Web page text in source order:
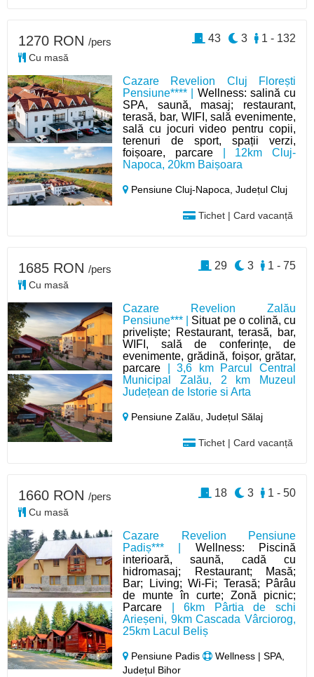
Cazare Revelion Cluj Florești
Pensiune**** | Wellness: salină cu
SPA, saună, masaj; restaurant,
terasă, bar, WIFI, sală evenimente,
sală cu jocuri video pentru copii,
terenuri de sport, spații verzi,
foișoare, parcare| 12km Cluj-
Napoca, 20km Baișoara
Pensiune Cluj-Napoca,Județul Cluj
Tichet | Card vacanță
1270 RON /pers
Cu masă
1 - 132
3
43
Cazare Revelion Zalău
Pensiune*** | Situat pe o colină, cu
priveliște; Restaurant, terasă, bar,
WIFI, sală de conferințe, de
evenimente, grădină, foișor, grătar,
parcare | 3,6 km Parcul Central
Municipal Zalău, 2 km Muzeul
Județean de Istorie si Arta
Pensiune Zalău,Județul Sălaj
Tichet | Card vacanță
1685 RON /pers
Cu masă
1 - 75
3
29
Cazare Revelion Pensiune
Padiș*** | Wellness: Piscină
interioară, saună, cadă cu
hidromasaj; Restaurant; Masă;
Bar; Living; Wi-Fi; Terasă; Pârâu
de munte în curte; Zonă picnic;
Parcare | 6km Pârtia de schi
Arieșeni, 9km Cascada Vârciorog,
25km Lacul Beliș
Pensiune Padis
Wellness | SPA,
Județul Bihor
1660 RON /pers
Cu masă
1 - 50
3
18